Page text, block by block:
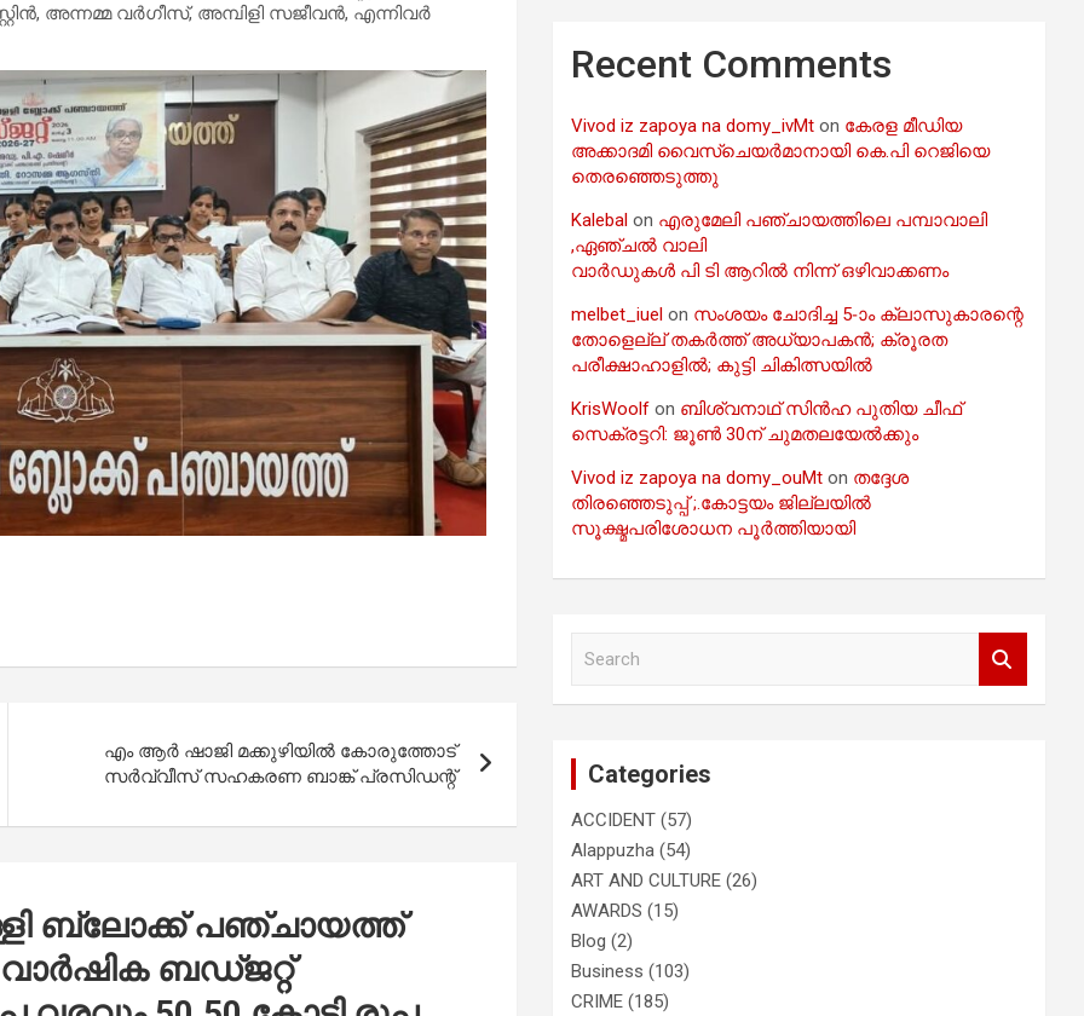
അന്നമ്മ വർഗീസ്, അമ്പിളി സജീവൻ, എന്നിവർ
എം ആർ ഷാജി മക്കുഴിയിൽ കോരുത്തോട്
സർവ്വീസ് സഹകരണ ബാങ്ക് പ്രസിഡന്റ്
ബ്ലോക്ക് പഞ്ചായത്ത്
വാർഷിക ബഡ്ജറ്റ്
Recent Comments
Vivod iz zapoya na domy_ivMt on കേരള മീഡിയ
അക്കാദമി വൈസ്ചെയർമാനായി കെ.പി റെജിയെ
തെരഞ്ഞെടുത്തു
Kalebal on എരുമേലി പഞ്ചായത്തിലെ പമ്പാവാലി
,ഏഞ്ചൽ വാലി
വാർഡുകൾ പി ടി ആറിൽ നിന്ന് ഒഴിവാക്കണം
melbet_iuel on സംശയം ചോദിച്ച 5-ാം ക്ലാസുകാരന്റെ
തോളെല്ല് തകർത്ത് അധ്യാപകൻ; ക്രൂരത
പരീക്ഷാഹാളിൽ; കുട്ടി ചികിത്സയിൽ
KrisWoolf on ബിശ്വനാഥ് സിൻഹ പുതിയ ചീഫ്
സെക്രട്ടറി: ജൂൺ 30ന് ചുമതലയേൽക്കും
Vivod iz zapoya na domy_ouMt on തദ്ദേശ
തിരഞ്ഞെടുപ്പ് ;.കോട്ടയം ജില്ലയിൽ
സൂക്ഷ്മപരിശോധന പൂർത്തിയായി
Categories
ACCIDENT (57)
Alappuzha (54)
ART AND CULTURE (26)
AWARDS (15)
Blog (2)
Business (103)
CRIME (185)